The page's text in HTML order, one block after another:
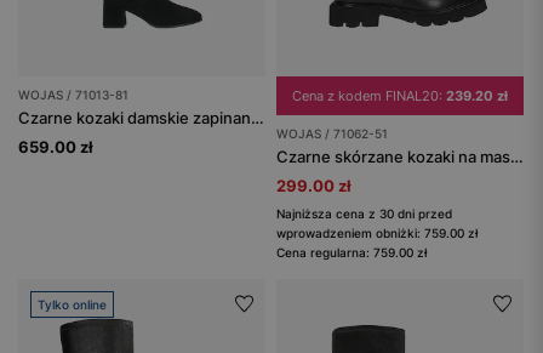
WOJAS / 71013-81
Czarne kozaki damskie zapinane na zamek
659.00 zł
Cena z kodem FINAL20: 239.20 zł
WOJAS / 71062-51
Czarne skórzane kozaki na masywnej podeszwie
299.00 zł
Najniższa cena z 30 dni przed
wprowadzeniem obniżki: 759.00 zł
Cena regularna: 759.00 zł
Tylko online